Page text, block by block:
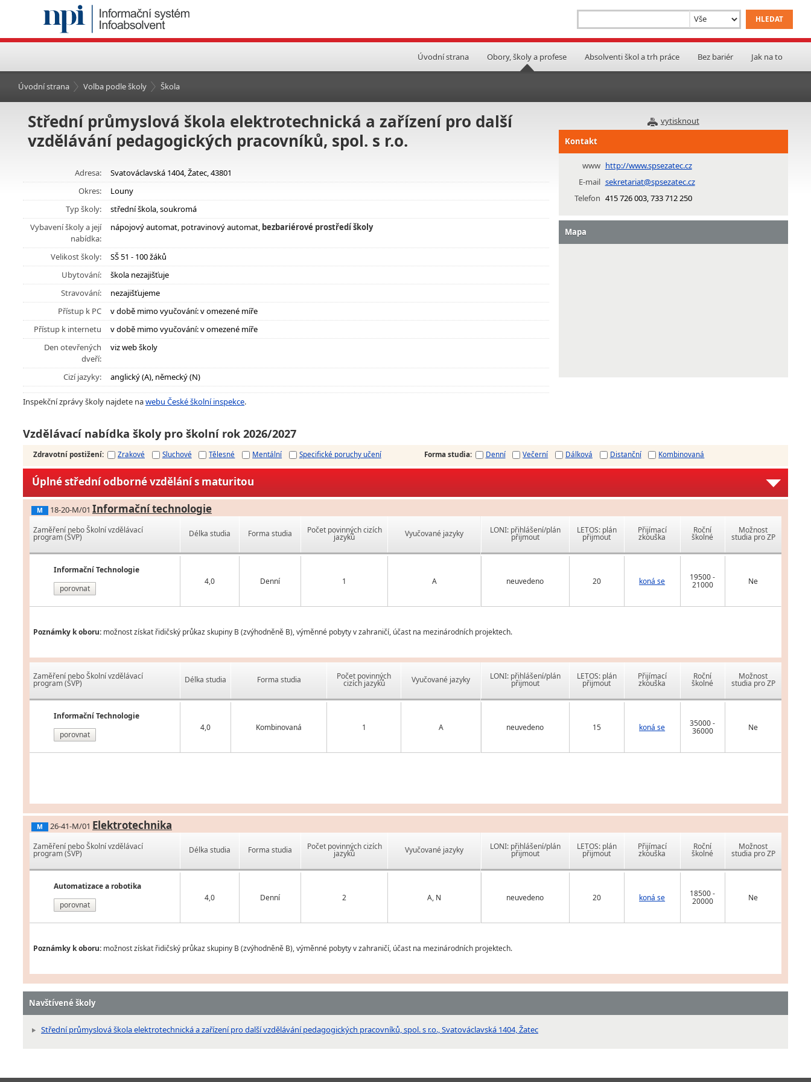
Úvodní strana Obory, školy a profese Absolventi škol a trh práce Bez bariér Jak na to
Úvodní strana Volba podle školy Škola
vytisknout
Střední průmyslová škola elektrotechnická a zařízení pro další
vzdělávání pedagogických pracovníků, spol. s r.o.
Adresa:
Svatováclavská 1404, Žatec, 43801
Okres:
Louny
Typ školy:
střední škola, soukromá
Vybavení školy a její
nabídka:
nápojový automat, potravinový automat, bezbariérové prostředí školy
Velikost školy:
SŠ 51 - 100 žáků
Ubytování:
škola nezajišťuje
Stravování:
nezajišťujeme
Přístup k PC
v době mimo vyučování: v omezené míře
Přístup k internetu
v době mimo vyučování: v omezené míře
Den otevřených
dveří:
viz web školy
Cizí jazyky: anglický (A), německý (N)
Inspekční zprávy školy najdete nawebu České školní inspekce.
Kontakt
www http://www.spsezatec.cz
E-mail sekretariat@spsezatec.cz
Telefon 415 726 003, 733 712 250
Mapa
Vzdělávací nabídka školy pro školní rok 2026/2027
Zdravotní postižení: Zrakové Sluchové Tělesné Mentální Specifické poruchy učení Forma studia: Denní Večerní Dálková Distanční Kombinovaná
Úplné střední odborné vzdělání s maturitou
M 18-20-M/01 Informační technologie
Zaměření nebo Školní vzdělávací
program (ŠVP)
Informační Technologie
porovnat
Délka studia Forma studia Počet povinných cizích
jazyků Vyučované jazyky
4,0 Denní 1 A
LONI: přihlášení/plán
přijmout
LETOS: plán
přijmout
Přijímací
zkouška
Roční
školné
Možnost
studia pro ZP
neuvedeno 20 koná se 19500 -
21000 Ne
Poznámky k oboru: možnost získat řidičský průkaz skupiny B (zvýhodněně B), výměnné pobyty v zahraničí, účast na mezinárodních projektech.
Zaměření nebo Školní vzdělávací
program (ŠVP)
Informační Technologie
porovnat
Délka studia Forma studia Počet povinných
cizích jazyků Vyučované jazyky
4,0 Kombinovaná 1 A
LONI: přihlášení/plán
přijmout
LETOS: plán
přijmout
Přijímací
zkouška
Roční
školné
Možnost
studia pro ZP
neuvedeno 15 koná se 35000 -
36000 Ne
M 26-41-M/01 Elektrotechnika
Zaměření nebo Školní vzdělávací
program (ŠVP)
Automatizace a robotika
porovnat
Délka studia Forma studia Počet povinných cizích
jazyků Vyučované jazyky
4,0 Denní 2 A, N
LONI: přihlášení/plán
přijmout
LETOS: plán
přijmout
Přijímací
zkouška
Roční
školné
Možnost
studia pro ZP
neuvedeno 20 koná se 18500 -
20000 Ne
Poznámky k oboru: možnost získat řidičský průkaz skupiny B (zvýhodněně B), výměnné pobyty v zahraničí, účast na mezinárodních projektech.
Navštívené školy
Střední průmyslová škola elektrotechnická a zařízení pro další vzdělávání pedagogických pracovníků, spol. s r.o., Svatováclavská 1404, Žatec